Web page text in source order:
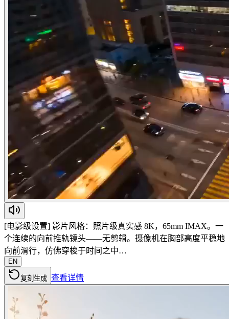
[电影级设置] 影片风格：照片级真实感 8K，65mm IMAX。一
个连续的向前推轨镜头——无剪辑。摄像机在胸部高度平稳地
向前滑行，仿佛穿梭于时间之中…
EN
复刻生成 查看详情